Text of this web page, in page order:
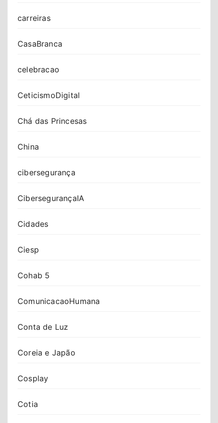
carreiras
CasaBranca
celebracao
CeticismoDigital
Chá das Princesas
China
cibersegurança
CibersegurançaIA
Cidades
Ciesp
Cohab 5
ComunicacaoHumana
Conta de Luz
Coreia e Japão
Cosplay
Cotia